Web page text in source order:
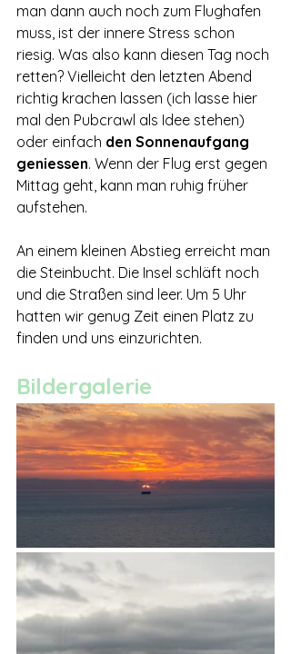
man dann auch noch zum Flughafen
muss, ist der innere Stress schon
riesig. Was also kann diesen Tag noch
retten? Vielleicht den letzten Abend
richtig krachen lassen (ich lasse hier
mal den Pubcrawl als Idee stehen)
oder einfach den Sonnenaufgang
geniessen. Wenn der Flug erst gegen
Mittag geht, kann man ruhig früher
aufstehen.
An einem kleinen Abstieg erreicht man
die Steinbucht. Die Insel schläft noch
und die Straßen sind leer. Um 5 Uhr
hatten wir genug Zeit einen Platz zu
finden und uns einzurichten.
Bildergalerie